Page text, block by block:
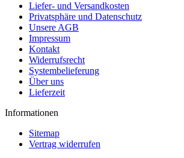
Liefer- und Versandkosten
Privatsphäre und Datenschutz
Unsere AGB
Impressum
Kontakt
Widerrufsrecht
Systembelieferung
Über uns
Lieferzeit
Informationen
Sitemap
Vertrag widerrufen